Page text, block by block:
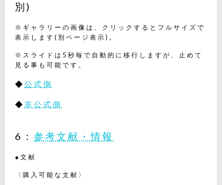
別)
※ギャラリーの画像は、クリックするとフルサイズで
表示します(別ページ表示)。
※スライドは5秒毎で自動的に移行しますが、止めて
見る事も可能です。
◆公式側
◆非公式側
6： 参考文献・情報
●文献
〈購入可能な文献〉